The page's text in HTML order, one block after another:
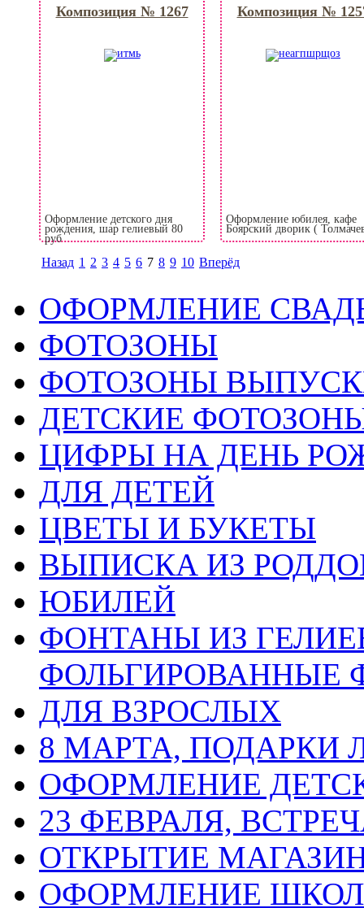
Композиция № 1267
Оформление детского дня
рождения, шар гелиевый 80
руб
Композиция №
Оформление юбилея, кафе
Боярский дворик (
Назад 1 2 3 4 5 6 7 8 9 10 Вперёд
ОФОРМЛЕНИЕ
ФОТОЗОНЫ
ФОТОЗОНЫ
ДЕТСКИЕ
ЦИФРЫ НА ДЕНЬ
ДЛЯ ДЕТЕЙ
ЦВЕТЫ И БУКЕТЫ
ВЫПИСКА ИЗ
ЮБИЛЕЙ
ФОНТАНЫ ИЗ
ФОЛЬГИРОВАННЫЕ
ДЛЯ ВЗРОСЛЫХ
8 МАРТА,
ОФОРМЛЕНИЕ
23 ФЕВРАЛЯ,
ОТКРЫТИЕ
ОФОРМЛЕНИЕ